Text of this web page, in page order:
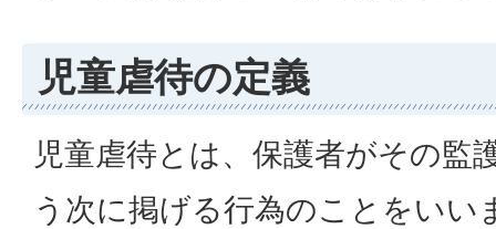
児童虐待の定義
児童虐待とは、保護者がその監
う次に掲げる行為のことをいい